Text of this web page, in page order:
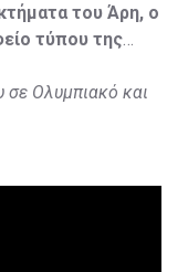
του Άρη, ο
τύπου της
σε Ολυμπιακό και